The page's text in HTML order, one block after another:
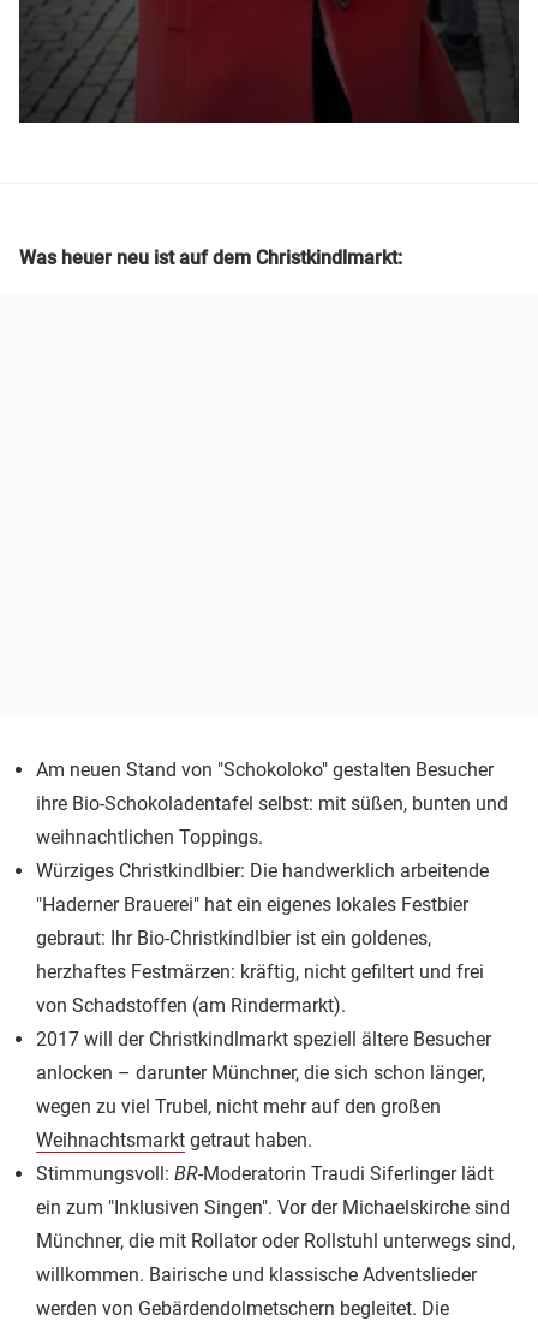
Was heuer neu ist auf dem Christkindlmarkt:
Am neuen Stand von "Schokoloko" gestalten Besucher
ihre Bio-Schokoladentafel selbst: mit süßen, bunten und
weihnachtlichen Toppings.
Würziges Christkindlbier: Die handwerklich arbeitende
"Haderner Brauerei" hat ein eigenes lokales Festbier
gebraut: Ihr Bio-Christkindlbier ist ein goldenes,
herzhaftes Festmärzen: kräftig, nicht gefiltert und frei
von Schadstoffen (am Rindermarkt).
2017 will der Christkindlmarkt speziell ältere Besucher
anlocken – darunter Münchner, die sich schon länger,
wegen zu viel Trubel, nicht mehr auf den großen
Weihnachtsmarkt getraut haben.
Stimmungsvoll: BR-Moderatorin Traudi Siferlinger lädt
ein zum "Inklusiven Singen". Vor der Michaelskirche sind
Münchner, die mit Rollator oder Rollstuhl unterwegs sind,
willkommen. Bairische und klassische Adventslieder
werden von Gebärdendolmetschern begleitet. Die